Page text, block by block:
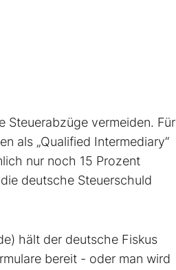
Steuerabzüge vermeiden. Für
als „Qualified Intermediary“
nur noch 15 Prozent
deutsche Steuerschuld
hält der deutsche Fiskus
bereit - oder man wird